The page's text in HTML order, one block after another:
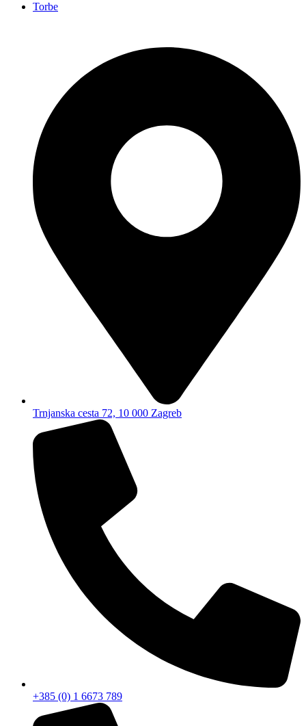
Torbe
Trnjanska cesta 72, 10 000 Zagreb
+385 (0) 1 6673 789